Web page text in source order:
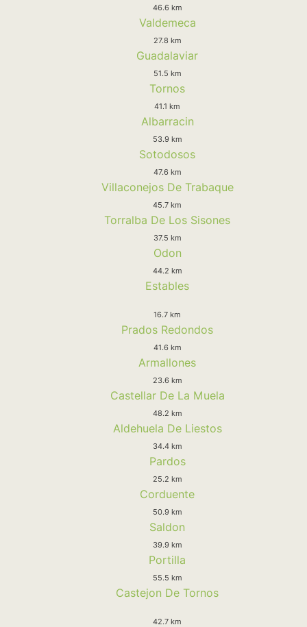
46.6 km
Valdemeca
27.8 km
Guadalaviar
51.5 km
Tornos
41.1 km
Albarracin
53.9 km
Sotodosos
47.6 km
Villaconejos De Trabaque
45.7 km
Torralba De Los Sisones
37.5 km
Odon
44.2 km
Estables
16.7 km
Prados Redondos
41.6 km
Armallones
23.6 km
Castellar De La Muela
48.2 km
Aldehuela De Liestos
34.4 km
Pardos
25.2 km
Corduente
50.9 km
Saldon
39.9 km
Portilla
55.5 km
Castejon De Tornos
42.7 km